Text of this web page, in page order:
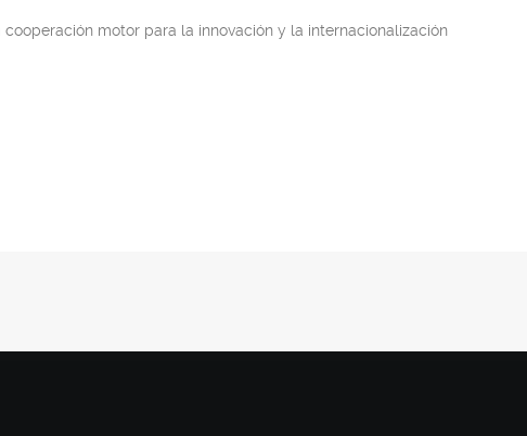
motor para la innovación y la internacionalización